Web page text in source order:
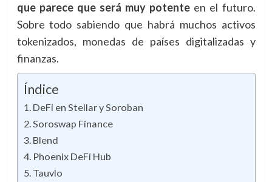
que parece que será muy potente en el futuro.
Sobre todo sabiendo que habrá muchos activos
tokenizados, monedas de países digitalizadas y
finanzas.
Índice
DeFi en Stellar y Soroban
Soroswap Finance
Blend
Phoenix DeFi Hub
Tauvlo